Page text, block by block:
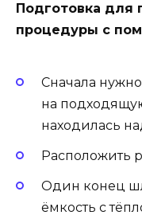
Подготовка для
процедуры с
Сначала
на
находилась
Расположить
Один конец
ёмкость с